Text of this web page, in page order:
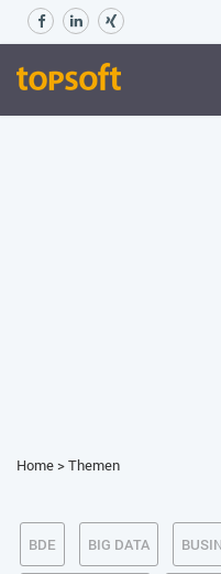
Home>Themen
BDE BIG DATA